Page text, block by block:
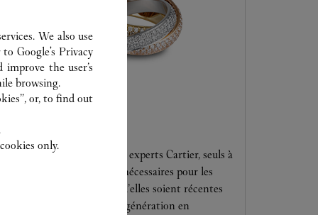
Confiez vos créations à nos experts Cartier, seuls à
disposer des compétences nécessaires pour les
entretenir et les réparer, qu’elles soient récentes
ou aient été transmises de génération en
We also use
toGoogle's Privacy
the user’s
browsing.
or, to find out
only.